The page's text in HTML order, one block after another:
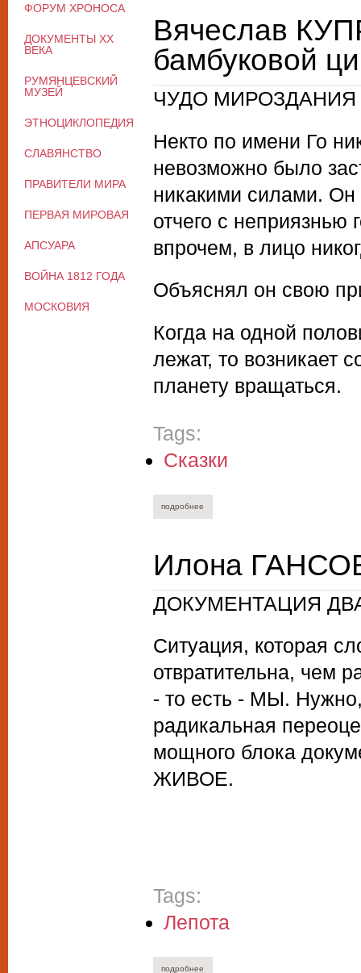
Вячеслав
бамбуковой
ЧУДО МИРОЗДАНИЯ
Некто по имени Го
невозможно было
никакими силами. Он
отчего с неприязнью
впрочем, в лицо
Объяснял он свою
Когда на одной
лежат, то возникает
планету вращаться.
Tags:
Сказки
подробнее
Илона
ДОКУМЕНТАЦИЯ
Ситуация, которая
отвратительна, чем
- то есть - МЫ.
радикальная
мощного блока
ЖИВОЕ.
Tags:
Лепота
подробнее
ФОРУМ ХРОНОСА
ДОКУМЕНТЫ XX
ВЕКА
РУМЯНЦЕВСКИЙ
МУЗЕЙ
ЭТНОЦИКЛОПЕДИЯ
СЛАВЯНСТВО
ПРАВИТЕЛИ МИРА
ПЕРВАЯ МИРОВАЯ
АПСУАРА
ВОЙНА 1812 ГОДА
МОСКОВИЯ